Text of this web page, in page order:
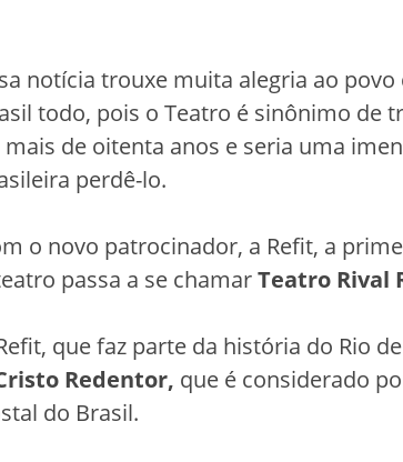
notícia trouxe muita alegria ao
todo, pois o Teatro é sinônimo de
mais de oitenta anos e seria uma
perdê-lo.
o novo patrocinador, a Refit, a
passa a se chamarTeatro Rival
que faz parte da história do Rio
Redentor, que é considerado
do Brasil.